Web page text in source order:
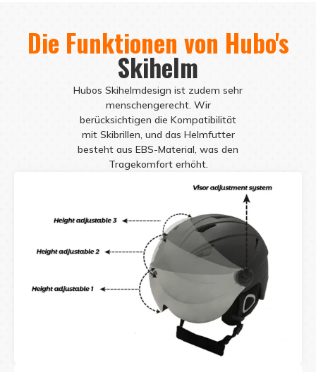
Die Funktionen von Hubo's
Skihelm
Hubos Skihelmdesign ist zudem sehr
menschengerecht. Wir
berücksichtigen die Kompatibilität
mit Skibrillen, und das Helmfutter
besteht aus EBS-Material, was den
Tragekomfort erhöht.